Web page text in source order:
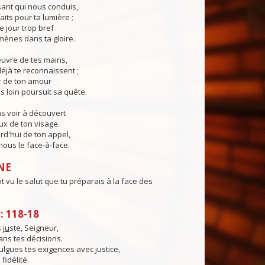
qui nous conduis,
pour ta lumière ;
jour trop bref
dans ta gloire.
de tes mains,
te reconnaissent ;
de ton amour
loin poursuit sa quête.
voir à découvert
de ton visage.
de ton appel,
le face-à-face.
vu le salut que tu préparais à la face des
118-18
juste, Seigneur,
tes décisions.
tes exigences avec justice,
fidélité.